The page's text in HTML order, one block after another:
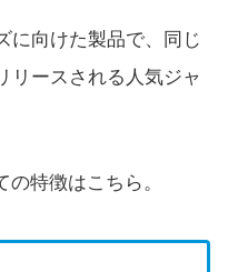
に向けた製品で、同じ
リースされる人気ジャ
特徴はこちら。